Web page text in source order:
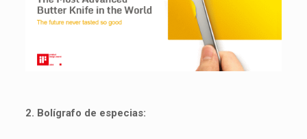
2. Bolígrafo de especias: